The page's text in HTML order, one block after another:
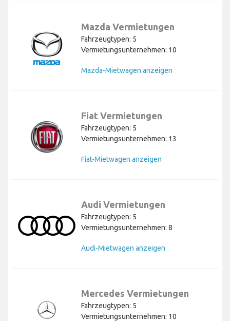
Mazda Vermietungen
Fahrzeugtypen: 5
Vermietungsunternehmen: 10
Mazda-Mietwagen anzeigen
Fiat Vermietungen
Fahrzeugtypen: 5
Vermietungsunternehmen: 13
Fiat-Mietwagen anzeigen
Audi Vermietungen
Fahrzeugtypen: 5
Vermietungsunternehmen: 8
Audi-Mietwagen anzeigen
Mercedes Vermietungen
Fahrzeugtypen: 5
Vermietungsunternehmen: 10